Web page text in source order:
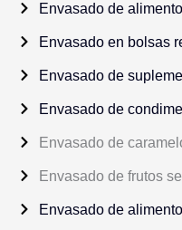
Envasado de
Envasado en bolsas
Envasado de
Envasado de
Envasado de
Envasado de frutos
Envasado de